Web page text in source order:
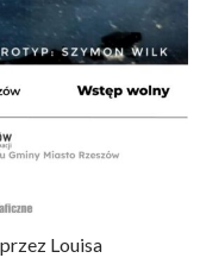
Louisa